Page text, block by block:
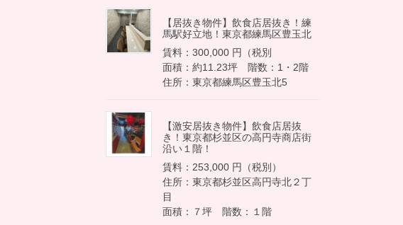
【居抜き物件】飲食店居抜き！練
馬駅好立地！東京都練馬区豊玉北
賃料：300,000 円（税別
面積：約11.23坪 階数：1・2階
住所：東京都練馬区豊玉北5
【激安居抜き物件】飲食店居抜
き！東京都杉並区の高円寺商店街
沿い１階！
賃料：253,000 円（税別）
住所：東京都杉並区高円寺北２丁
目
面積：７坪 階数：１階